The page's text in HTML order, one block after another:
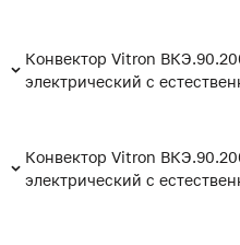
Конвектор Vitron
электрический с
Конвектор Vitron
электрический с